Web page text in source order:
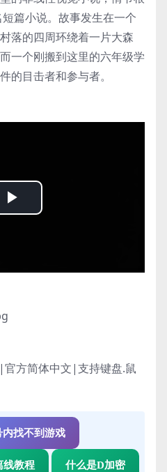
篇小说。故事发生在一个
落的四周环绕着一片大森
一个刚搬到这里的六年级学
的目击者和参与者。
Play
方简体中文|支持键盘.鼠
内找不到游戏
线教程 什么是D加密